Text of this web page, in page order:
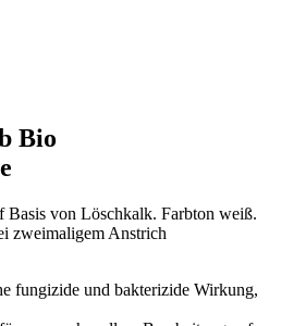
Bio
Basis von Löschkalk. Farbton weiß.
zweimaligem Anstrich
fungizide und bakterizide Wirkung,